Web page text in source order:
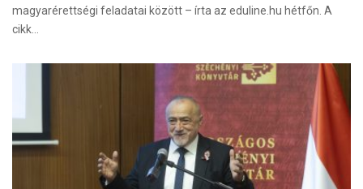
magyarérettségi feladatai között – írta az eduline.hu hétfőn. A
cikk…